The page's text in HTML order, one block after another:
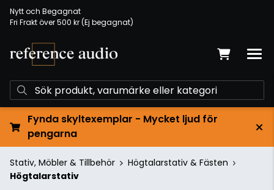
Nytt och Begagnat
Fri Frakt över 500 kr (Ej begagnat)
Fynda skyltexemplar - Mycket ljud för
pengarna
Stativ, Möbler & Tillbehör
Högtalarstativ & Fästen
Högtalarstativ